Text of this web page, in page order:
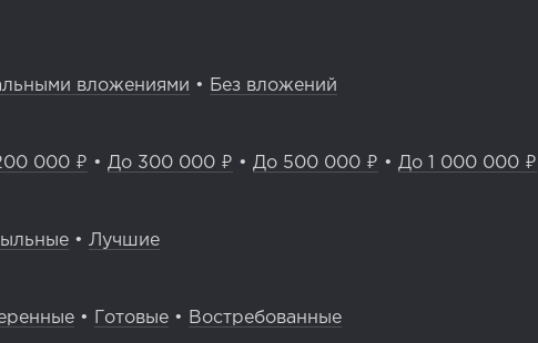
вложениями • Без вложений
000 ₽ • До 300 000 ₽ • До 500 000 ₽ • До 1 000 000 ₽
• Лучшие
• Готовые • Востребованные